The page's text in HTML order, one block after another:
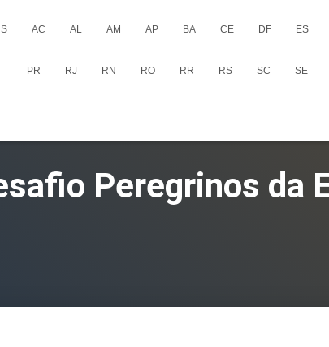
AC AL AM AP BA CE DF ES
PR RJ RN RO RR RS SC SE
Peregrinos da